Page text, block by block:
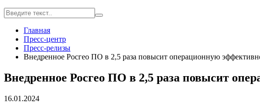
Главная
Пресс-центр
Пресс-релизы
Внедренное Росгео ПО в 2,5 раза повысит операционную
Внедренное Росгео ПО в 2,5 раза повысит
16.01.2024